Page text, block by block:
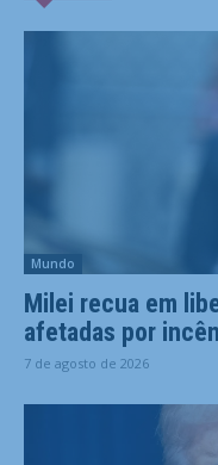
Mundo
Milei recua em
afetadas por
7 de agosto de 2026